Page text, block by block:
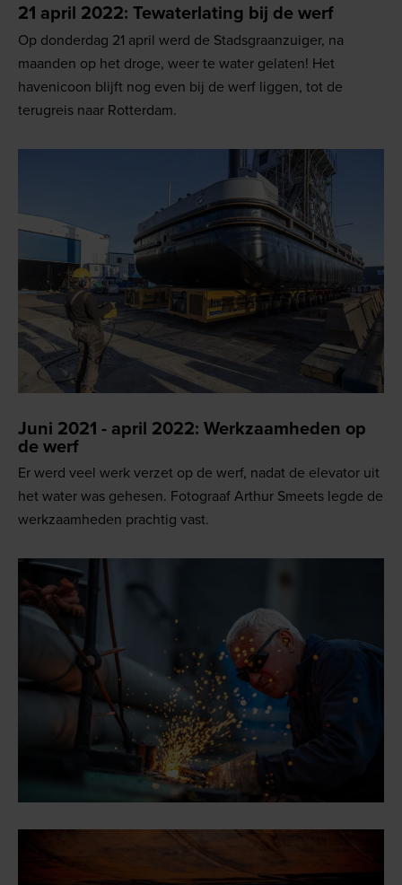
21 april 2022: Tewaterlating bij de werf
Op donderdag 21 april werd de Stadsgraanzuiger, na
maanden op het droge, weer te water gelaten! Het
havenicoon blijft nog even bij de werf liggen, tot de
terugreis naar Rotterdam.
Juni 2021 - april 2022: Werkzaamheden op
de werf
Er werd veel werk verzet op de werf, nadat de elevator uit
het water was gehesen. Fotograaf Arthur Smeets legde de
werkzaamheden prachtig vast.